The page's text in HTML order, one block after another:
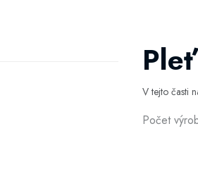
V tejto časti
Počet